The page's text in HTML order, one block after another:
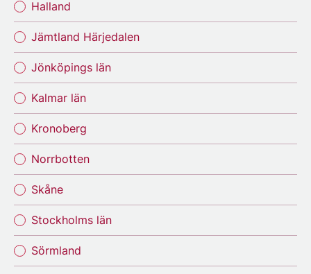
Halland
Jämtland Härjedalen
Jönköpings län
Kalmar län
Kronoberg
Norrbotten
Skåne
Stockholms län
Sörmland